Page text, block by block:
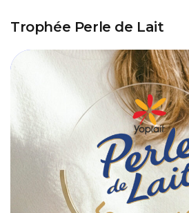
Trophée Perle de Lait